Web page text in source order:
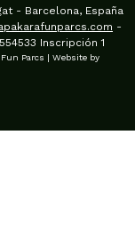
- Barcelona, España
-
Inscripción 1
Parcs | Website by